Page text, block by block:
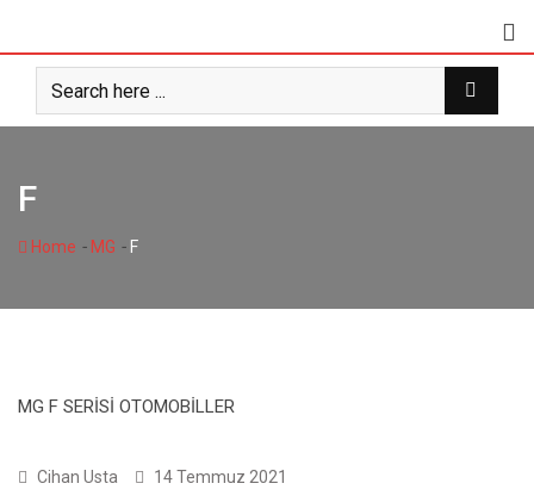
content
F
Home - MG - F
MG F SERİSİ OTOMOBİLLER
1 SERİSİ
Cihan Usta 14 Temmuz 2021